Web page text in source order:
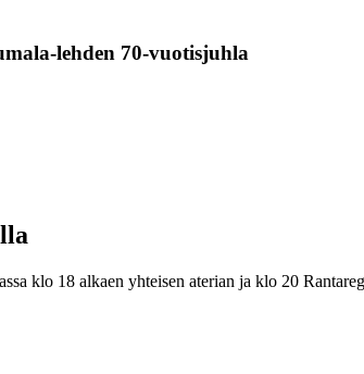
lehden 70-vuotisjuhla
klo 18 alkaen yhteisen aterian ja klo 20